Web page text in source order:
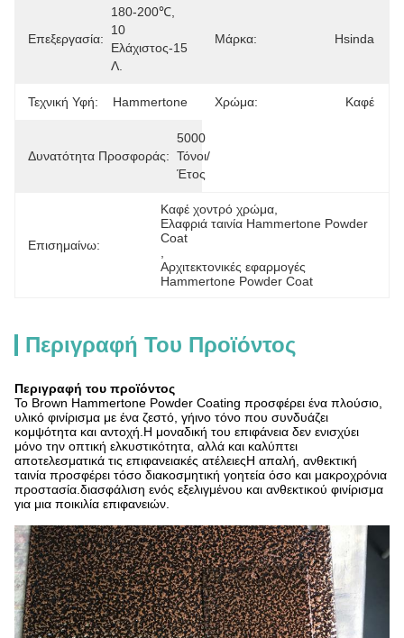
Επεξεργασία:
180-200℃,
10
Ελάχιστος-15
Λ.
Μάρκα: Hsinda
Τεχνική Υφή: Hammertone Χρώμα: Καφέ
Δυνατότητα Προσφοράς:
5000
Τόνοι/
Έτος
Επισημαίνω:
Καφέ χοντρό χρώμα
Ελαφριά ταινία Hammertone Powder
Coat
Αρχιτεκτονικές εφαρμογές
Hammertone Powder Coat
Περιγραφή Του Προϊόντος
Περιγραφή του προϊόντος
Το Brown Hammertone Powder Coating προσφέρει ένα πλούσιο,
υλικό φινίρισμα με ένα ζεστό, γήινο τόνο που συνδυάζει
κομψότητα και αντοχή.Η μοναδική του επιφάνεια δεν ενισχύει
μόνο την οπτική ελκυστικότητα, αλλά και καλύπτει
αποτελεσματικά τις επιφανειακές ατέλειεςΗ απαλή, ανθεκτική
ταινία προσφέρει τόσο διακοσμητική γοητεία όσο και μακροχρόνια
προστασία.διασφάλιση ενός εξελιγμένου και ανθεκτικού φινίρισμα
για μια ποικιλία επιφανειών.